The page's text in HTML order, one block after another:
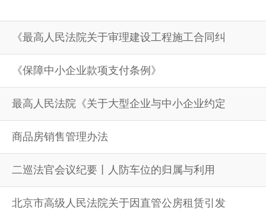
《最高人民法院关于审理建设工程施工合同纠
《保障中小企业款项支付条例》
最高人民法院《关于大型企业与中小企业约定
商品房销售管理办法
二巡法官会议纪要丨人防车位的归属与利用
北京市高级人民法院关于因直管公房租赁引发